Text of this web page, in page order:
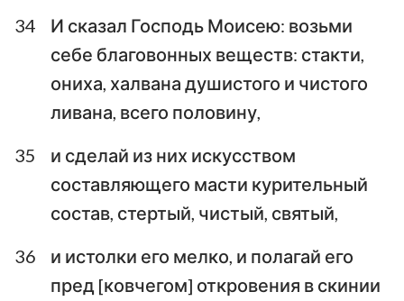
34
И сказал Господь Моисею: возьми
себе благовонных веществ: стакти,
ониха, халвана душистого и чистого
ливана, всего половину,
35
и сделай из них искусством
составляющего масти курительный
состав, стертый, чистый, святый,
36
и истолки его мелко, и полагай его
пред [ковчегом] откровения в скинии